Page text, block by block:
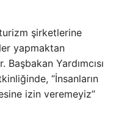
şirketlerine
yapmaktan
Başbakan Yardımcısı
“İnsanların
izin veremeyiz”